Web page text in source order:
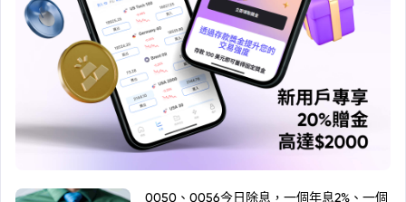
0050、0056今日除息，一個年息2%、一個